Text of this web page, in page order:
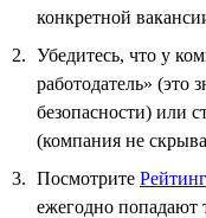
конкретной
Убедитесь, что у
работодатель» (это
безопасности) или
(компания не
Посмотрите
ежегодно попадают